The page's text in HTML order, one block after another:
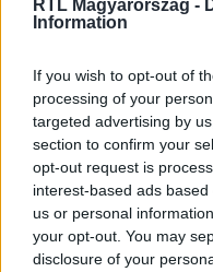
RTL Magyarország -
Information
If you wish to opt-out of
processing of your
targeted advertising by
section to confirm your
opt-out request is
interest-based ads
us or personal
your opt-out. You may
disclosure of your
Kövess minket, és
Facebookon is!